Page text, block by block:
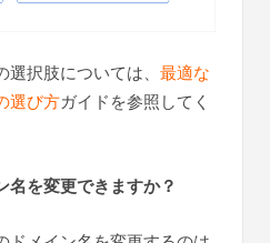
択肢については、 最適な
選び方ガイドを参照してく
名を変更できますか？